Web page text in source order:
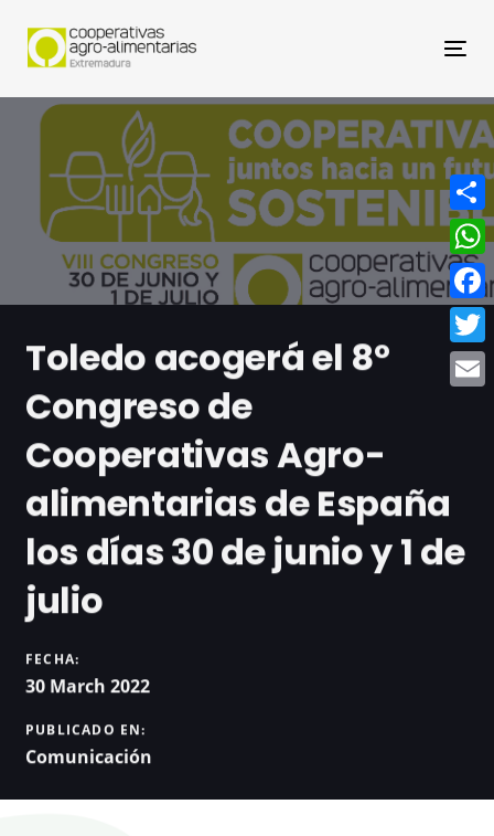
Toledo acogerá el 8º
Congreso de
Cooperativas Agro-
alimentarias de España
los días 30 de junio y 1 de
julio
FECHA:
30 March 2022
PUBLICADO EN:
Comunicación